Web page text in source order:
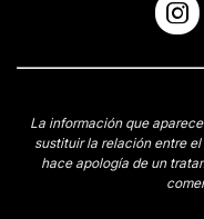
La información que
sustituir la relación entre
hace apología de un